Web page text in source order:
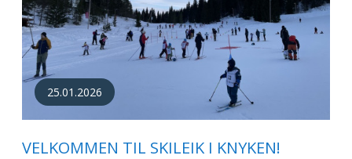
25.01.2026
VELKOMMEN TIL SKILEIK I KNYKEN!